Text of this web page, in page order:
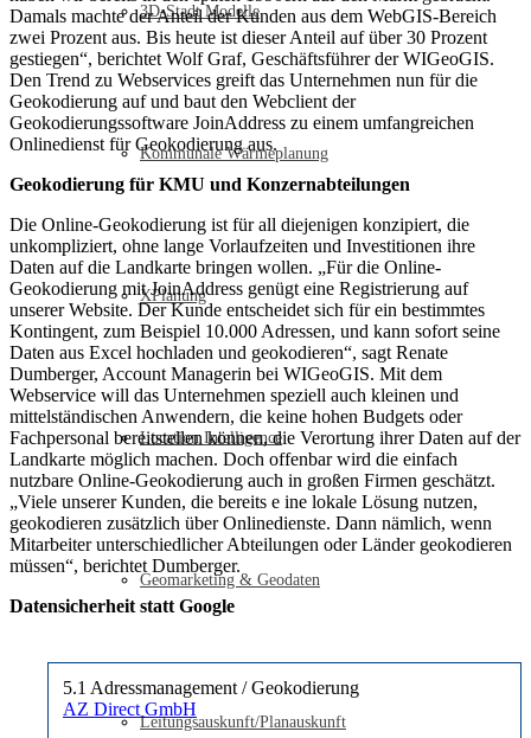
3D-Stadt Modelle
Kommunale Wärmeplanung
XPlanung
Location Intelligence
Geomarketing & Geodaten
Leitungsauskunft/Planauskunft
Damals machte der Anteil der Kunden aus dem WebGIS-Bereich
zwei Prozent aus. Bis heute ist dieser Anteil auf über 30 Prozent
gestiegen“, berichtet Wolf Graf, Geschäftsführer der WIGeoGIS.
Den Trend zu Webservices greift das Unternehmen nun für die
Geokodierung auf und baut den Webclient der
Geokodierungssoftware JoinAddress zu einem umfangreichen
Onlinedienst für Geokodierung aus.
Geokodierung für KMU und Konzernabteilungen
Die Online-Geokodierung ist für all diejenigen konzipiert, die
unkompliziert, ohne lange Vorlaufzeiten und Investitionen ihre
Daten auf die Landkarte bringen wollen. „Für die Online-
Geokodierung mit JoinAddress genügt eine Registrierung auf
unserer Website. Der Kunde entscheidet sich für ein bestimmtes
Kontingent, zum Beispiel 10.000 Adressen, und kann sofort seine
Daten aus Excel hochladen und geokodieren“, sagt Renate
Dumberger, Account Managerin bei WIGeoGIS. Mit dem
Webservice will das Unternehmen speziell auch kleinen und
mittelständischen Anwendern, die keine hohen Budgets oder
Fachpersonal bereitstellen können, die Verortung ihrer Daten auf der
Landkarte möglich machen. Doch offenbar wird die einfach
nutzbare Online-Geokodierung auch in großen Firmen geschätzt.
„Viele unserer Kunden, die bereits e ine lokale Lösung nutzen,
geokodieren zusätzlich über Onlinedienste. Dann nämlich, wenn
Mitarbeiter unterschiedlicher Abteilungen oder Länder geokodieren
müssen“, berichtet Dumberger.
Datensicherheit statt Google
5.1 Adressmanagement / Geokodierung
AZ Direct GmbH